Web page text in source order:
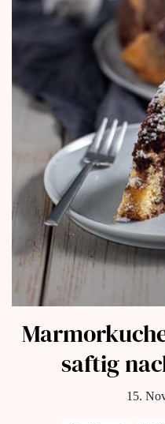
saftig
15.